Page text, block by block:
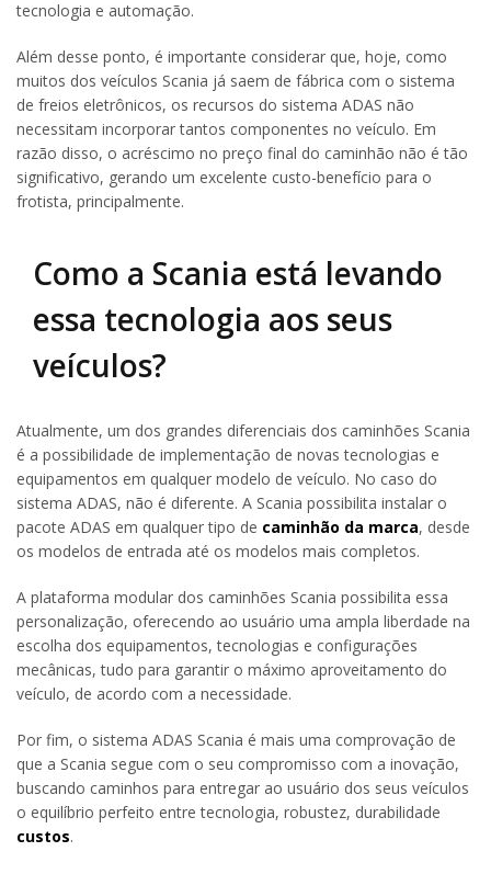
tecnologia e automação.
Além desse ponto, é importante considerar que, hoje, como
muitos dos veículos Scania já saem de fábrica com o sistema
de freios eletrônicos, os recursos do sistema ADAS não
necessitam incorporar tantos componentes no veículo. Em
razão disso, o acréscimo no preço final do caminhão não é tão
significativo, gerando um excelente custo-benefício para o
frotista, principalmente.
Como a Scania está levando
essa tecnologia aos seus
veículos?
Atualmente, um dos grandes diferenciais dos caminhões Scania
é a possibilidade de implementação de novas tecnologias e
equipamentos em qualquer modelo de veículo. No caso do
sistema ADAS, não é diferente. A Scania possibilita instalar o
pacote ADAS em qualquer tipo de caminhão da marca, desde
os modelos de entrada até os modelos mais completos.
A plataforma modular dos caminhões Scania possibilita essa
personalização, oferecendo ao usuário uma ampla liberdade na
escolha dos equipamentos, tecnologias e configurações
mecânicas, tudo para garantir o máximo aproveitamento do
veículo, de acordo com a necessidade.
Por fim, o sistema ADAS Scania é mais uma comprovação de
que a Scania segue com o seu compromisso com a inovação,
buscando caminhos para entregar ao usuário dos seus veículos
o equilíbrio perfeito entre tecnologia, robustez, durabilidade
custos.